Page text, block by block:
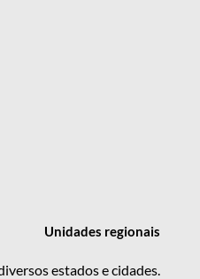
Unidades regionais
estados e cidades.